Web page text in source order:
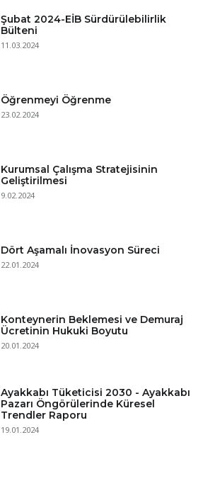
Şubat 2024-EİB Sürdürülebilirlik
Bülteni
11.03.2024
Öğrenmeyi Öğrenme
23.02.2024
Kurumsal Çalışma Stratejisinin
Geliştirilmesi
9.02.2024
Dört Aşamalı İnovasyon Süreci
22.01.2024
Konteynerin Beklemesi ve Demuraj
Ücretinin Hukuki Boyutu
20.01.2024
Ayakkabı Tüketicisi 2030 - Ayakkabı
Pazarı Öngörülerinde Küresel
Trendler Raporu
19.01.2024